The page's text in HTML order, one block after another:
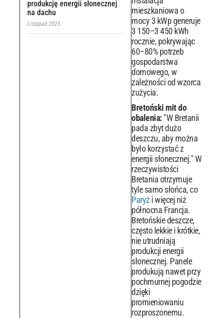
produkcję energii słonecznej
na dachu
Listopad 2025
mieszkaniowa o
mocy 3 kWp generuje
3 150–3 450 kWh
rocznie, pokrywając
60–80% potrzeb
gospodarstwa
domowego, w
zależności od wzorca
zużycia.
Bretoński mit do
obalenia: "W Bretanii
pada zbyt dużo
deszczu, aby można
było korzystać z
energii słonecznej." W
rzeczywistości
Bretania otrzymuje
tyle samo słońca, co
Paryż i więcej niż
północna Francja.
Bretońskie deszcze,
często lekkie i krótkie,
nie utrudniają
produkcji energii
słonecznej. Panele
produkują nawet przy
pochmurnej pogodzie
dzięki
promieniowaniu
rozproszonemu.